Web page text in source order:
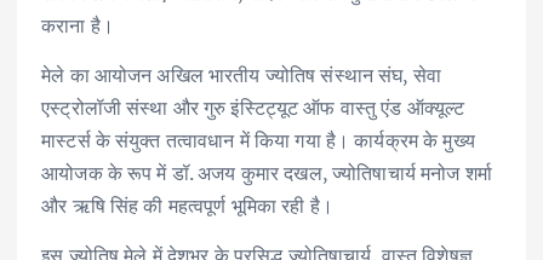
कराना है।
मेले का आयोजन अखिल भारतीय ज्योतिष संस्थान संघ, सेवा
एस्ट्रोलॉजी संस्था और गुरु इंस्टिट्यूट ऑफ वास्तु एंड ऑक्यूल्ट
मास्टर्स के संयुक्त तत्वावधान में किया गया है। कार्यक्रम के मुख्य
आयोजक के रूप में डॉ. अजय कुमार दखल, ज्योतिषाचार्य मनोज शर्मा
और ऋषि सिंह की महत्वपूर्ण भूमिका रही है।